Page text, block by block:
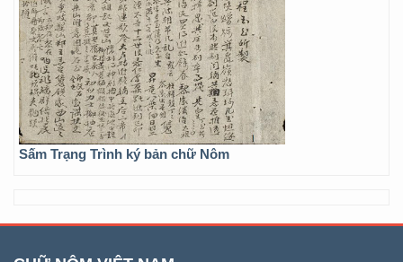
Sấm Trạng Trình ký bản chữ Nôm